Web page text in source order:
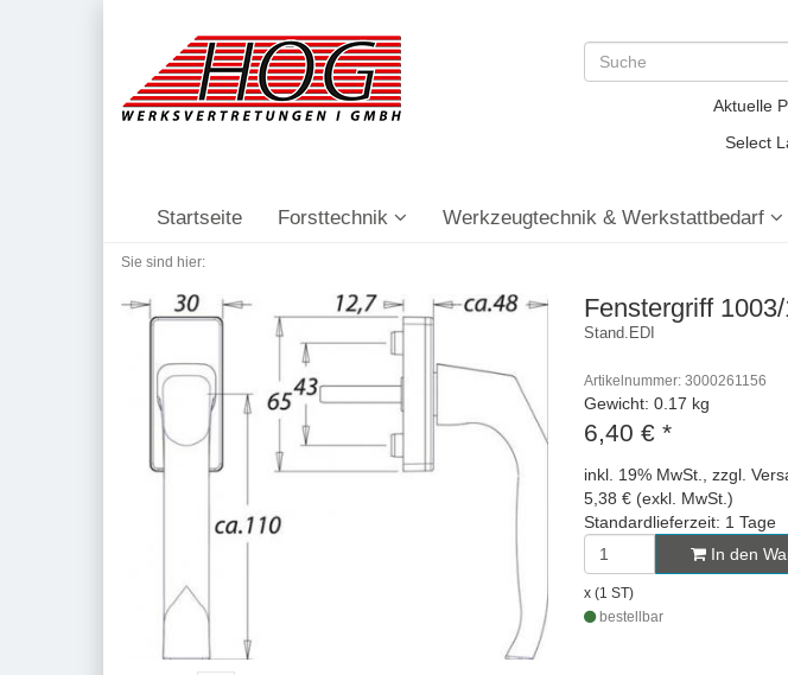
Aktuelle
Select
Startseite Forsttechnik Werkzeugtechnik & Werkstattbedarf
Sie sind hier:
Fenstergriff
Stand.EDI
Artikelnummer: 3000261156
Gewicht: 0.17 kg
6,40 € *
inkl. 19% MwSt., zzgl.
5,38 € (exkl. MwSt.)
Standardlieferzeit: 1 Tage
In den
x (1 ST)
bestellbar